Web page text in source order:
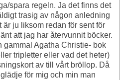
spara regeln. Ja det finns det
trasig av någon anledning
ju liksom redan för sent för
att jag har återvunnit böcker.
Agatha Christie- bok
tripletter eller vad det heter)
av till vårt bröllop. Då
för mig och min man